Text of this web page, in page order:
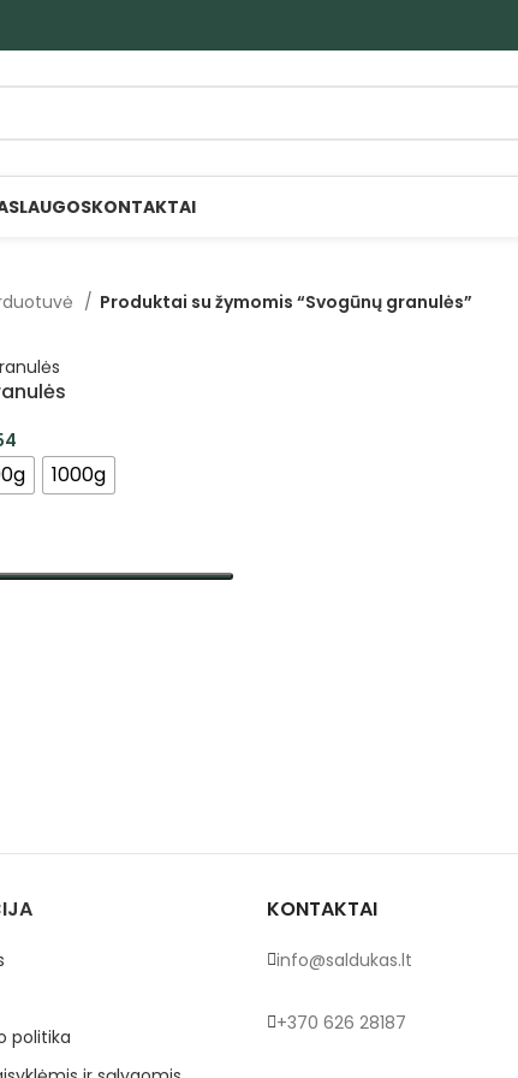
KONTAKTAI
Produktai su žymomis “Svogūnų granulės”
1000g
politika
KONTAKTAI
info@saldukas.lt
+370 626 28187